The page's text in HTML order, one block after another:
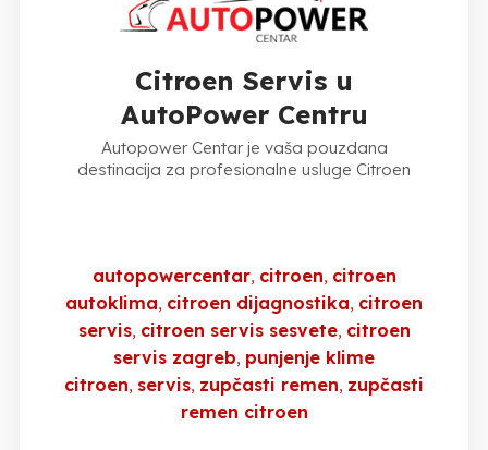
Citroen Servis u
AutoPower Centru
Autopower Centar je vaša pouzdana
destinacija za profesionalne usluge Citroen
autopowercentar citroen citroen
autoklima citroen dijagnostika citroen
servis citroen servis sesvete citroen
servis zagreb punjenje klime
citroen servis zupčasti remen zupčasti
remen citroen